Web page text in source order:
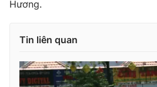
Hương.
Tin liên quan